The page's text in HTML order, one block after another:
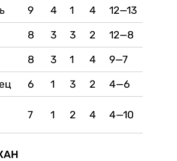
9 4 1 4 12—13
8 3 3 2 12—8
8 3 1 4 9—7
6 1 3 2 4—6
7 1 2 4 4—10